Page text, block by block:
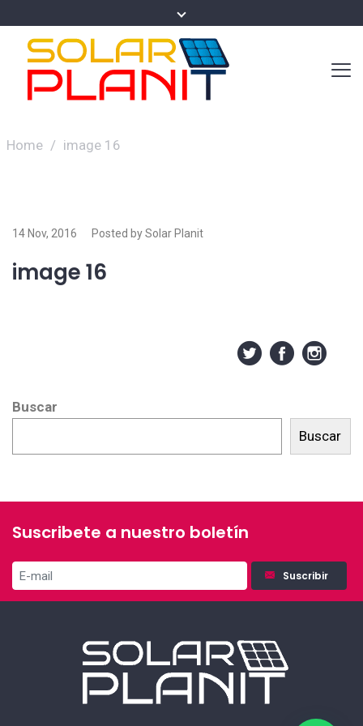
Home / image 16
14 Nov, 2016 Posted by Solar Planit
image 16
Buscar
Buscar
Suscribete a nuestro boletín
Suscribir